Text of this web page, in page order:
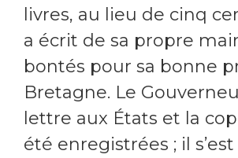
livres, au lieu de cinq
a écrit de sa propre
bontés pour sa bonne
Bretagne. Le
lettre aux États et la
été enregistrées ; il